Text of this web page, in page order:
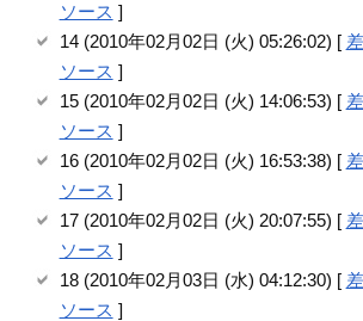
ソース ]
14 (2010年02月02日 (火) 05:26:02) [
ソース ]
15 (2010年02月02日 (火) 14:06:53) [
ソース ]
16 (2010年02月02日 (火) 16:53:38) [
ソース ]
17 (2010年02月02日 (火) 20:07:55) [
ソース ]
18 (2010年02月03日 (水) 04:12:30) [
ソース ]